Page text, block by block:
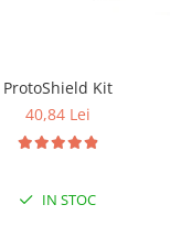
ProtoShield Kit
40,84 Lei
IN STOC